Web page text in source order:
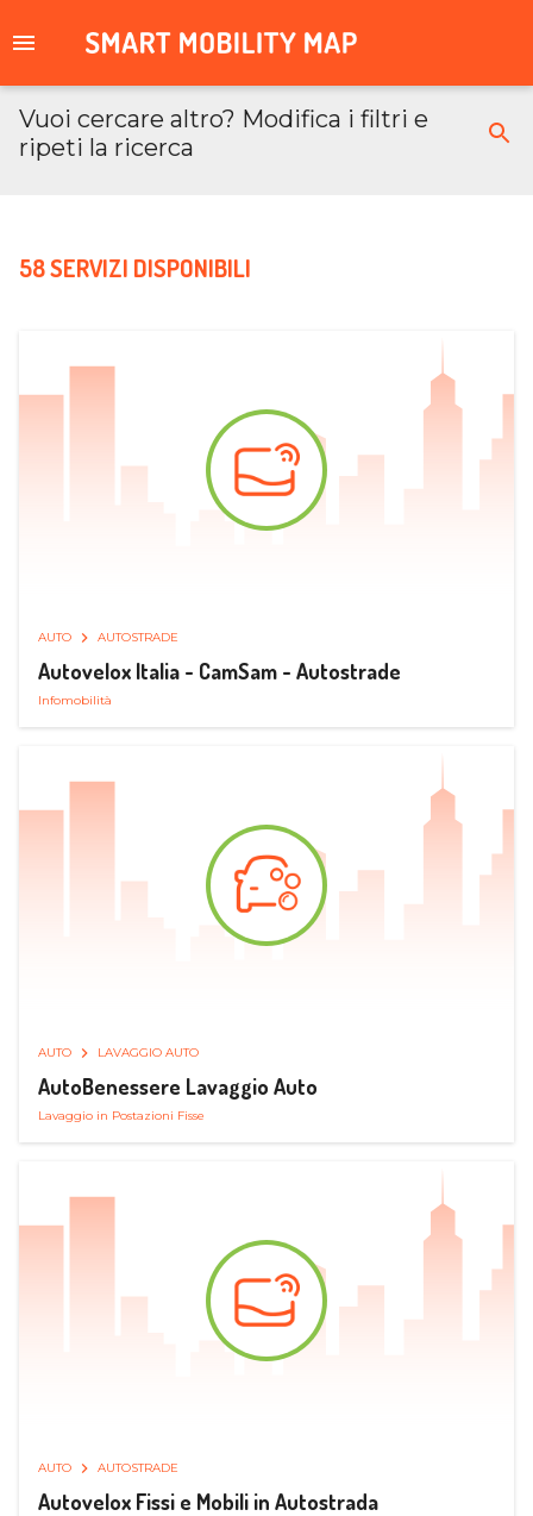
Vuoi cercare altro? Modifica i filtri e
ripeti la ricerca
58 SERVIZI DISPONIBILI
AUTO AUTOSTRADE
Autovelox Italia - CamSam - Autostrade
Infomobilità
AUTO LAVAGGIO AUTO
AutoBenessere Lavaggio Auto
Lavaggio in Postazioni Fisse
AUTO AUTOSTRADE
Autovelox Fissi e Mobili in Autostrada